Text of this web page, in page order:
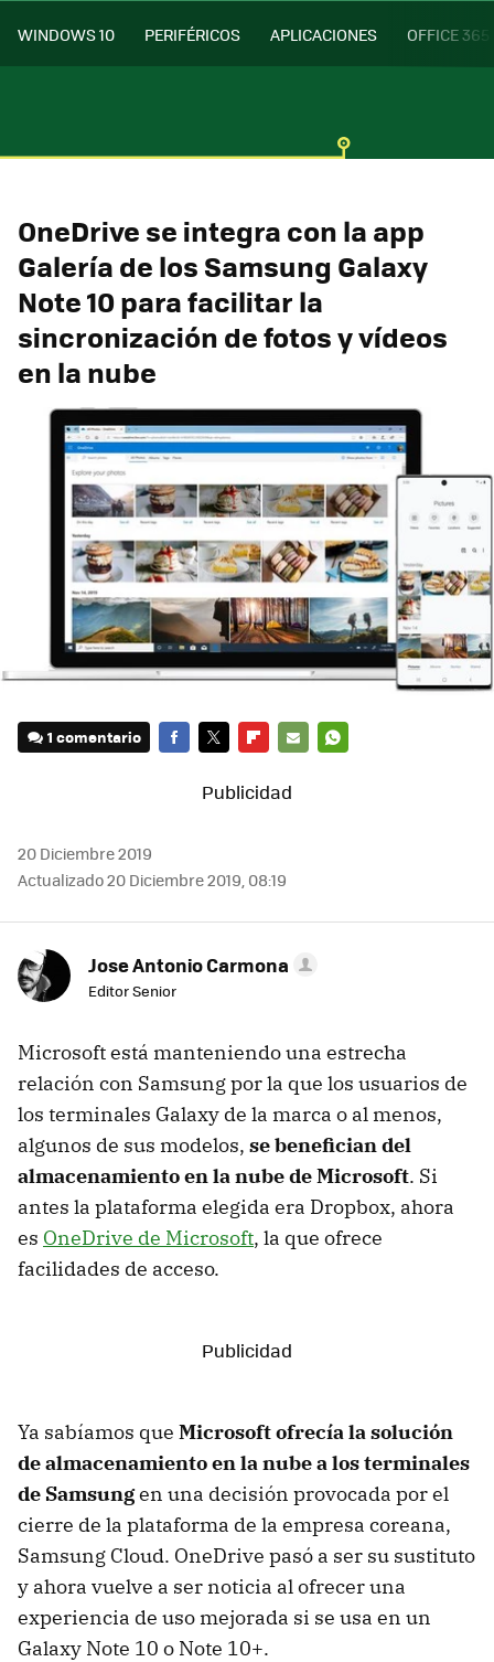
WINDOWS 10 PERIFÉRICOS APLICACIONES OFFICE 365
OneDrive se integra con la app
Galería de los Samsung Galaxy
Note 10 para facilitar la
sincronización de fotos y vídeos
en la nube
1 comentario
MAIL
20 Diciembre 2019
Actualizado 20 Diciembre 2019, 08:19
Jose Antonio Carmona
Editor Senior
Microsoft está manteniendo una estrecha
relación con Samsung por la que los usuarios de
los terminales Galaxy de la marca o al menos,
algunos de sus modelos, se benefician del
almacenamiento en la nube de Microsoft. Si
antes la plataforma elegida era Dropbox, ahora
es OneDrive de Microsoft, la que ofrece
facilidades de acceso.
Ya sabíamos que Microsoft ofrecía la solución
de almacenamiento en la nube a los terminales
de Samsungen una decisión provocada por el
cierre de la plataforma de la empresa coreana,
Samsung Cloud. OneDrive pasó a ser su sustituto
y ahora vuelve a ser noticia al ofrecer una
experiencia de uso mejorada si se usa en un
Galaxy Note 10 o Note 10+.